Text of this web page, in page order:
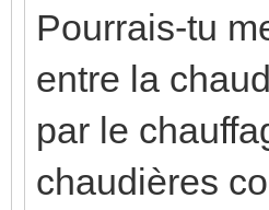
Pourrais-tu
entre la
par le
chaudières